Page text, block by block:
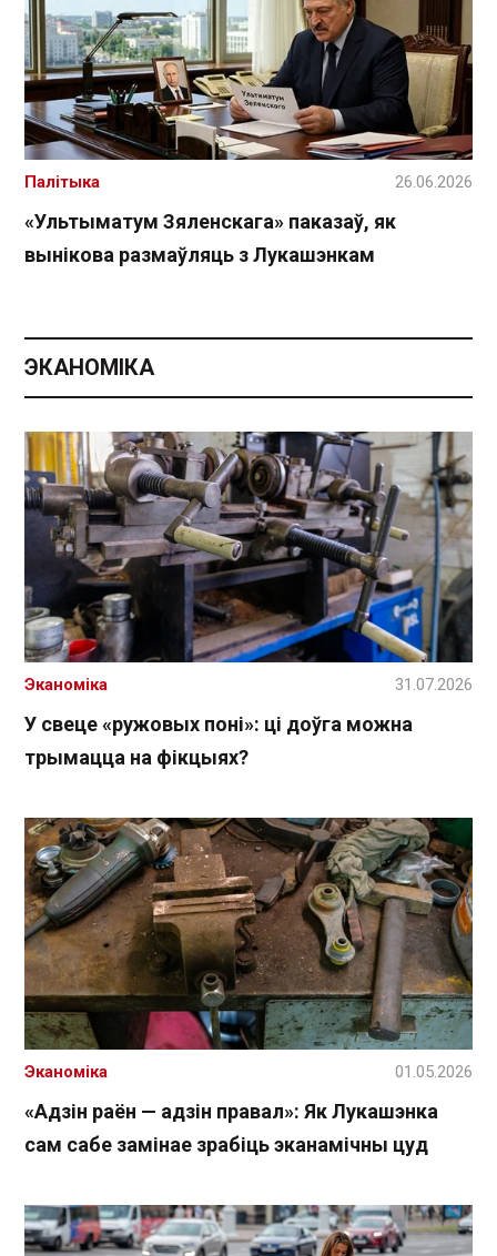
«Ультыматум Зяленскага» паказаў, як
вынікова размаўляць з Лукашэнкам
Палітыка 26.06.2026
ЭКАНОМІКА
У свеце «ружовых поні»: ці доўга можна
трымацца на фікцыях?
Эканоміка 31.07.2026
«Адзін раён — адзін правал»: Як Лукашэнка
сам сабе замінае зрабіць эканамічны цуд
Эканоміка 01.05.2026